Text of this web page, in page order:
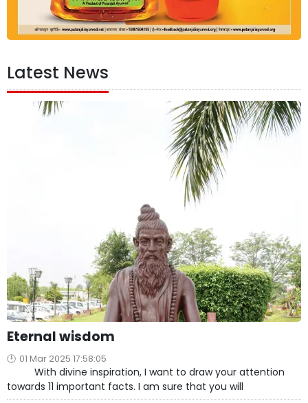
Latest News
Eternal wisdom
01 Mar 2025 17:58:05
With divine inspiration, I want to draw your attention
towards 11 important facts. I am sure that you will